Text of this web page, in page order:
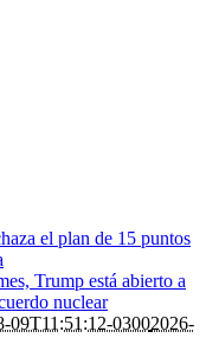
el plan de 15 puntos
Trump está abierto a
nuclear
09T11:51:12-03002026-